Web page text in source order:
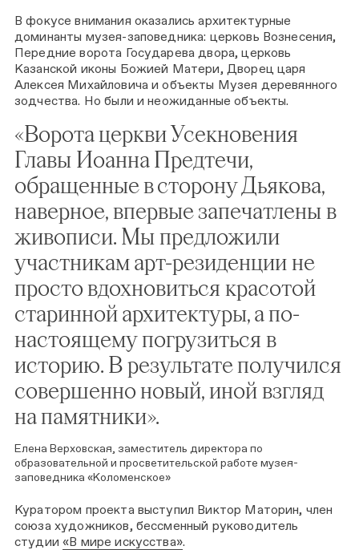
В фокусе внимания оказались архитектурные
доминанты музея-заповедника: церковь Вознесения,
Передние ворота Государева двора, церковь
Казанской иконы Божией Матери, Дворец царя
Алексея Михайловича и объекты Музея деревянного
зодчества. Но были и неожиданные объекты.
«Ворота церкви Усекновения
Главы Иоанна Предтечи,
обращенные в сторону Дьякова,
наверное, впервые запечатлены в
живописи. Мы предложили
участникам арт-резиденции не
просто вдохновиться красотой
старинной архитектуры, а по-
настоящему погрузиться в
историю. В результате получился
совершенно новый, иной взгляд
на памятники».
Елена Верховская, заместитель директора по
образовательной и просветительской работе музея-
заповедника «Коломенское»
Куратором проекта выступил Виктор Маторин, член
союза художников, бессменный руководитель
студии«В мире искусства».